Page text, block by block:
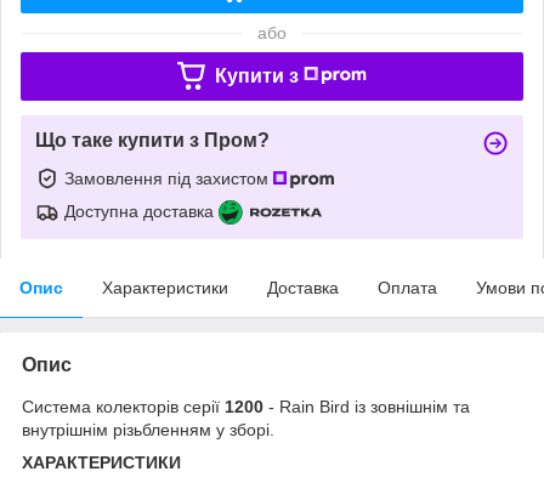
або
Купити з
Що таке купити з Пром?
Замовлення під захистом
Доступна доставка
Опис Характеристики Доставка Оплата Умови
Опис
Система колекторів серії 1200 - Rain Bird із зовнішнім та
внутрішнім різьбленням у зборі.
ХАРАКТЕРИСТИКИ